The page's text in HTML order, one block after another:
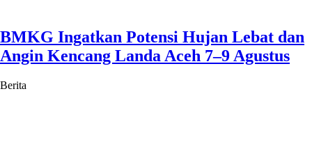
BMKG Ingatkan Potensi Hujan Lebat dan
Angin Kencang Landa Aceh 7–9 Agustus
Berita